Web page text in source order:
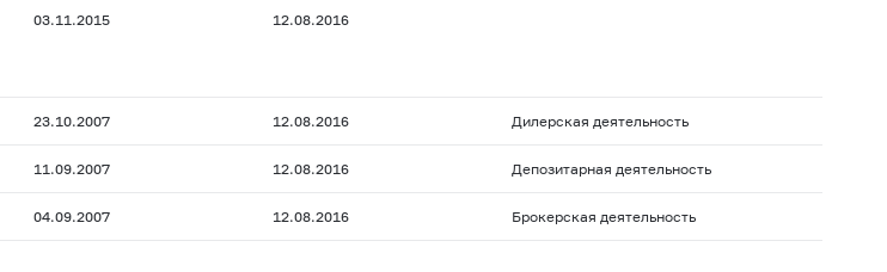
03.11.2015 12.08.2016
23.10.2007 12.08.2016 Дилерская деятельность
11.09.2007 12.08.2016 Депозитарная деятельность
04.09.2007 12.08.2016 Брокерская деятельность